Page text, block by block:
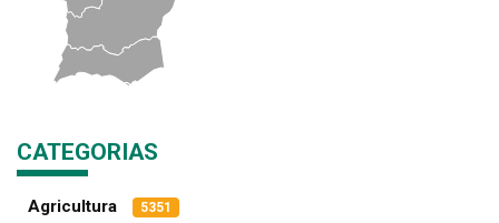
CATEGORIAS
Agricultura 5351